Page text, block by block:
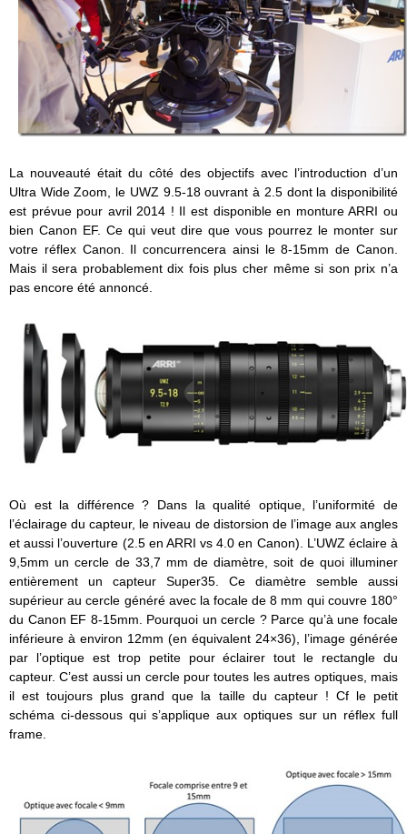
La nouveauté était du côté des objectifs avec l’introduction d’un
Ultra Wide Zoom, le UWZ 9.5-18 ouvrant à 2.5 dont la disponibilité
est prévue pour avril 2014 ! Il est disponible en monture ARRI ou
bien Canon EF. Ce qui veut dire que vous pourrez le monter sur
votre réflex Canon. Il concurrencera ainsi le 8-15mm de Canon.
Mais il sera probablement dix fois plus cher même si son prix n’a
pas encore été annoncé.
Où est la différence ? Dans la qualité optique, l’uniformité de
l’éclairage du capteur, le niveau de distorsion de l’image aux angles
et aussi l’ouverture (2.5 en ARRI vs 4.0 en Canon). L’UWZ éclaire à
9,5mm un cercle de 33,7 mm de diamètre, soit de quoi illuminer
entièrement un capteur Super35. Ce diamètre semble aussi
supérieur au cercle généré avec la focale de 8 mm qui couvre 180°
du Canon EF 8-15mm. Pourquoi un cercle ? Parce qu’à une focale
inférieure à environ 12mm (en équivalent 24×36), l’image générée
par l’optique est trop petite pour éclairer tout le rectangle du
capteur. C’est aussi un cercle pour toutes les autres optiques, mais
il est toujours plus grand que la taille du capteur ! Cf le petit
schéma ci-dessous qui s’applique aux optiques sur un réflex full
frame.